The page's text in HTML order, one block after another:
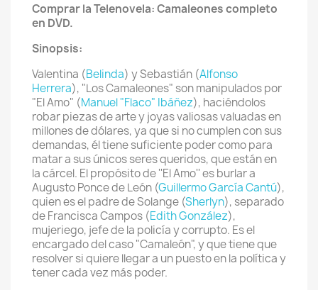
Comprar la Telenovela: Camaleones completo
en DVD.
Sinopsis:
Valentina (Belinda) y Sebastián (Alfonso
Herrera), "Los Camaleones" son manipulados por
"El Amo" (Manuel "Flaco" Ibáñez), haciéndolos
robar piezas de arte y joyas valiosas valuadas en
millones de dólares, ya que si no cumplen con sus
demandas, él tiene suficiente poder como para
matar a sus únicos seres queridos, que están en
la cárcel. El propósito de ''El Amo'' es burlar a
Augusto Ponce de León (Guillermo García Cantú),
quien es el padre de Solange (Sherlyn), separado
de Francisca Campos (Edith González),
mujeriego, jefe de la policía y corrupto. Es el
encargado del caso "Camaleón", y que tiene que
resolver si quiere llegar a un puesto en la política y
tener cada vez más poder.